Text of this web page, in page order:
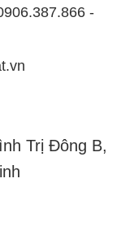
Trị Đông B,
ĐẮC TRƯỜNG